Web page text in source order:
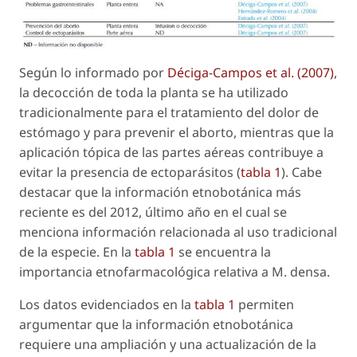
Según lo informado por Déciga-Campos et al. (2007),
la decocción de toda la planta se ha utilizado
tradicionalmente para el tratamiento del dolor de
estómago y para prevenir el aborto, mientras que la
aplicación tópica de las partes aéreas contribuye a
evitar la presencia de ectoparásitos (tabla 1). Cabe
destacar que la información etnobotánica más
reciente es del 2012, último año en el cual se
menciona información relacionada al uso tradicional
de la especie. En la tabla 1 se encuentra la
importancia etnofarmacológica relativa a M. densa.
Los datos evidenciados en la tabla 1 permiten
argumentar que la información etnobotánica
requiere una ampliación y una actualización de la